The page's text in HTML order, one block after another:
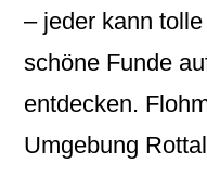
– jeder kann
schöne Funde
entdecken.
Umgebung